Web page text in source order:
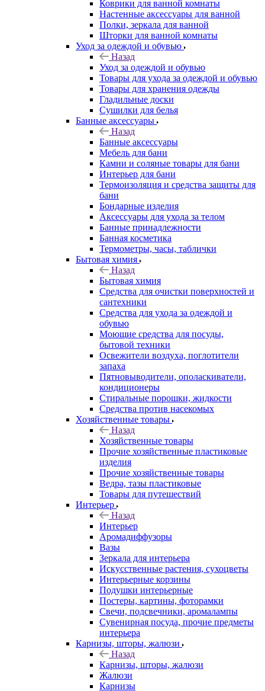
Коврики для ванной комнаты
Настенные аксессуары для ванной
Полки, зеркала для ванной
Шторки для ванной комнаты
Уход за одеждой и обувью
Назад
Уход за одеждой и обувью
Товары для ухода за одеждой и обувью
Товары для хранения одежды
Гладильные доски
Сушилки для белья
Банные аксессуары
Назад
Банные аксессуары
Мебель для бани
Камни и соляные товары для бани
Интерьер для бани
Термоизоляция и средства защиты для
бани
Бондарные изделия
Аксеcсуары для ухода за телом
Банные принадлежности
Банная косметика
Термометры, часы, таблички
Бытовая химия
Назад
Бытовая химия
Средства для очистки поверхностей и
сантехники
Средства для ухода за одеждой и
обувью
Моющие средства для посуды,
бытовой техники
Освежители воздуха, поглотители
запаха
Пятновыводители, ополаскиватели,
кондиционеры
Стиральные порошки, жидкости
Средства против насекомых
Хозяйственные товары
Назад
Хозяйственные товары
Прочие хозяйственные пластиковые
изделия
Прочие хозяйственные товары
Ведра, тазы пластиковые
Товары для путешествий
Интерьер
Назад
Интерьер
Аромадиффузоры
Вазы
Зеркала для интерьера
Искусственные растения, сухоцветы
Интерьерные корзины
Подушки интерьерные
Постеры, картины, фоторамки
Свечи, подсвечники, аромалампы
Сувенирная посуда, прочие предметы
интерьера
Карнизы, шторы, жалюзи
Назад
Карнизы, шторы, жалюзи
Жалюзи
Карнизы